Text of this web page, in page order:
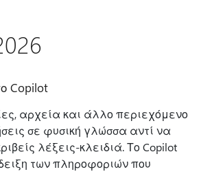
Copilot
αρχεία και άλλο περιεχόμενο
σε φυσική γλώσσα αντί να
λέξεις-κλειδιά. Το Copilot
των πληροφοριών που